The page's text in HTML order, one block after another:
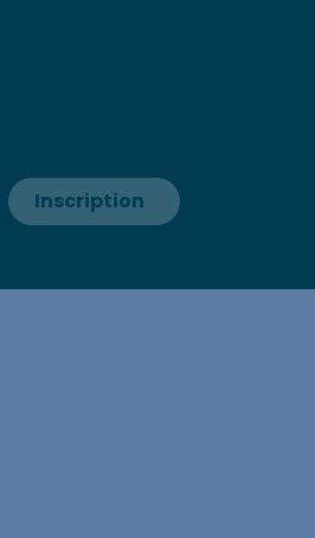
Inscription